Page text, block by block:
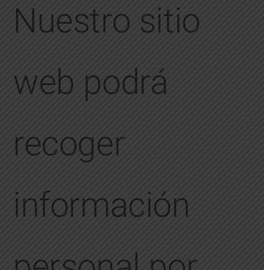
Nuestro sitio
web podrá
recoger
información